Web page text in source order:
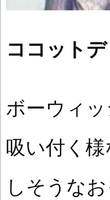
ココット
ボーウィ
吸い付く
しそうな